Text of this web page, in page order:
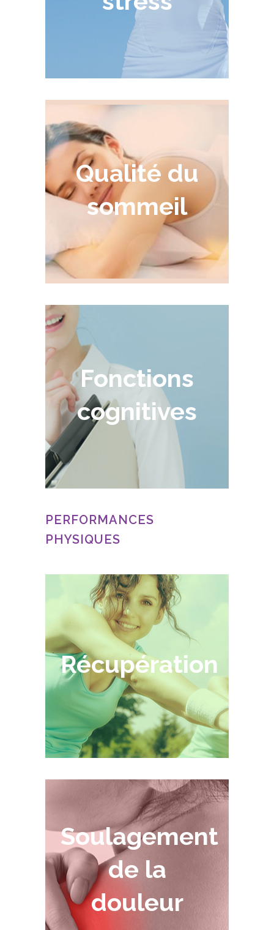
Qualité du
sommeil
Fonctions
cognitives
PERFORMANCES
PHYSIQUES
Récupération
Soulagement
de la
douleur